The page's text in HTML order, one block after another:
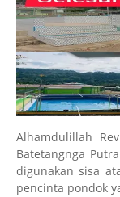
Alhamdulillah
Batetangnga
digunakan sisa
pencinta pondok